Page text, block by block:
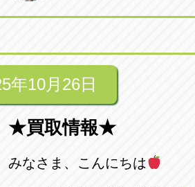
年10月26日
★買取情報★
みなさま、こんにちは